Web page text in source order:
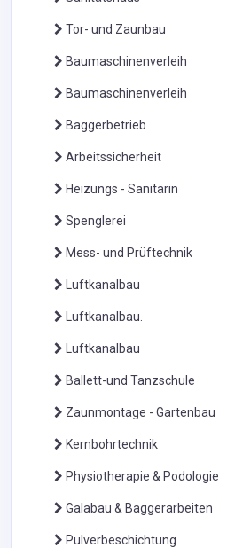
Tor- und Zaunbau
Baumaschinenverleih
Baumaschinenverleih
Baggerbetrieb
Arbeitssicherheit
Heizungs - Sanitärin
Spenglerei
Mess- und Prüftechnik
Luftkanalbau
Luftkanalbau.
Luftkanalbau
Ballett-und Tanzschule
Zaunmontage - Gartenbau
Kernbohrtechnik
Physiotherapie & Podologie
Galabau & Baggerarbeiten
Pulverbeschichtung